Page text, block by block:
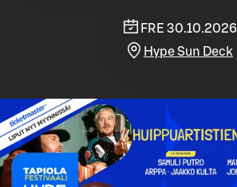
FRE 30.10.2026
Hype Sun Deck